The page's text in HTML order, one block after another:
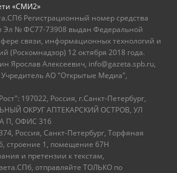
«СМИ2»
Регистрационный номер средства
Эл № ФС77-73908 выдан Федеральной
связи, информационных технологий и
(Роскомнадзор) 12 октября 2018 года.
Ярослав Алексеевич, info@gazeta.spb.ru,
Учредитель АО "Открытые Медиа",
197022, Россия, г.Санкт-Петербург,
ОКРУГ АПТЕКАРСКИЙ ОСТРОВ, УЛ
П, ОФИС 316
Россия, Санкт-Петербург, Торфяная
строение 1, помещение 67Н
и претензии к текстам,
отправляйте ТОЛЬКО по